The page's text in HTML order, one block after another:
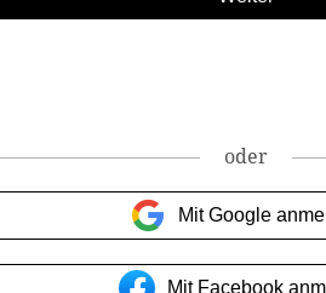
oder
Mit Google
Mit Facebook